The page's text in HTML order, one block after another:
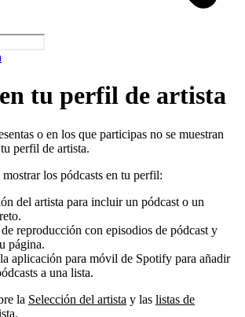
tu perfil de artista
o en los que participas no se muestran
perfil de artista.
los pódcasts en tu perfil:
del artista para incluir un pódcast o un
reproducción con episodios de pódcast y
página.
aplicación para móvil de Spotify para añadir
a una lista.
la Selección del artista y las listas de
.